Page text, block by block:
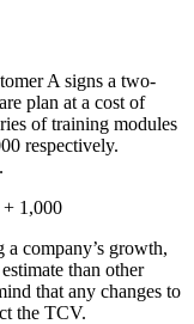
A signs a two-
plan at a cost of
of training modules
respectively.
1,000
a company’s growth,
than other
that any changes to
the TCV.